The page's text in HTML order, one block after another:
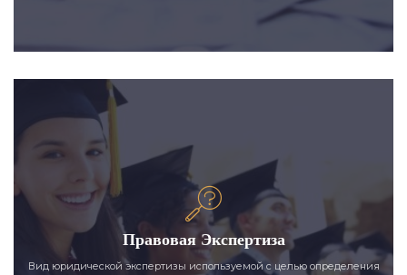
Правовая Экспертиза
Вид юридической экспертизы используемой с целью определения